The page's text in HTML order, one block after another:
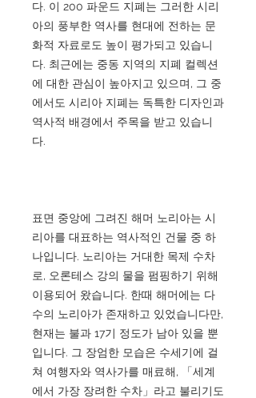
다. 이 200 파운드 지폐는 그러한 시리
아의 풍부한 역사를 현대에 전하는 문
화적 자료로도 높이 평가되고 있습니
다. 최근에는 중동 지역의 지폐 컬렉션
에 대한 관심이 높아지고 있으며, 그 중
에서도 시리아 지폐는 독특한 디자인과
역사적 배경에서 주목을 받고 있습니
다.
표면 중앙에 그려진 해머 노리아는 시
리아를 대표하는 역사적인 건물 중 하
나입니다. 노리아는 거대한 목제 수차
로, 오론테스 강의 물을 펌핑하기 위해
이용되어 왔습니다. 한때 해머에는 다
수의 노리아가 존재하고 있었습니다만,
현재는 불과 17기 정도가 남아 있을 뿐
입니다. 그 장엄한 모습은 수세기에 걸
쳐 여행자와 역사가를 매료해, 「세계
에서 가장 장려한 수차」라고 불리기도